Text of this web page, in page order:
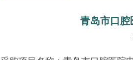
青岛市口腔